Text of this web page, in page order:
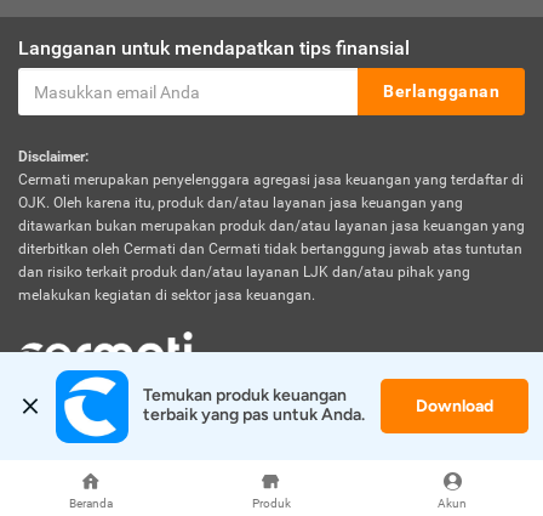
Beranda Produk Akun
Langganan untuk mendapatkan tips finansial
Berlangganan
Disclaimer:
Cermati merupakan penyelenggara agregasi jasa keuangan yang terdaftar di
OJK. Oleh karena itu, produk dan/atau layanan jasa keuangan yang
ditawarkan bukan merupakan produk dan/atau layanan jasa keuangan yang
diterbitkan oleh Cermati dan Cermati tidak bertanggung jawab atas tuntutan
dan risiko terkait produk dan/atau layanan LJK dan/atau pihak yang
melakukan kegiatan di sektor jasa keuangan.
© 2026 Cermati. All Rights Reserved.
Temukan produk keuangan
terbaik yang pas untuk Anda.
Download